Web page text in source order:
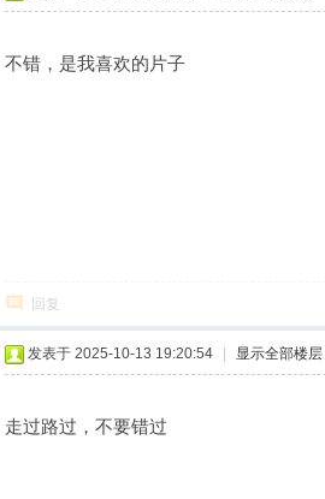
不错，是我喜欢的片子
回复
发表于 2025-10-13 19:20:54 显示全部楼层
走过路过，不要错过